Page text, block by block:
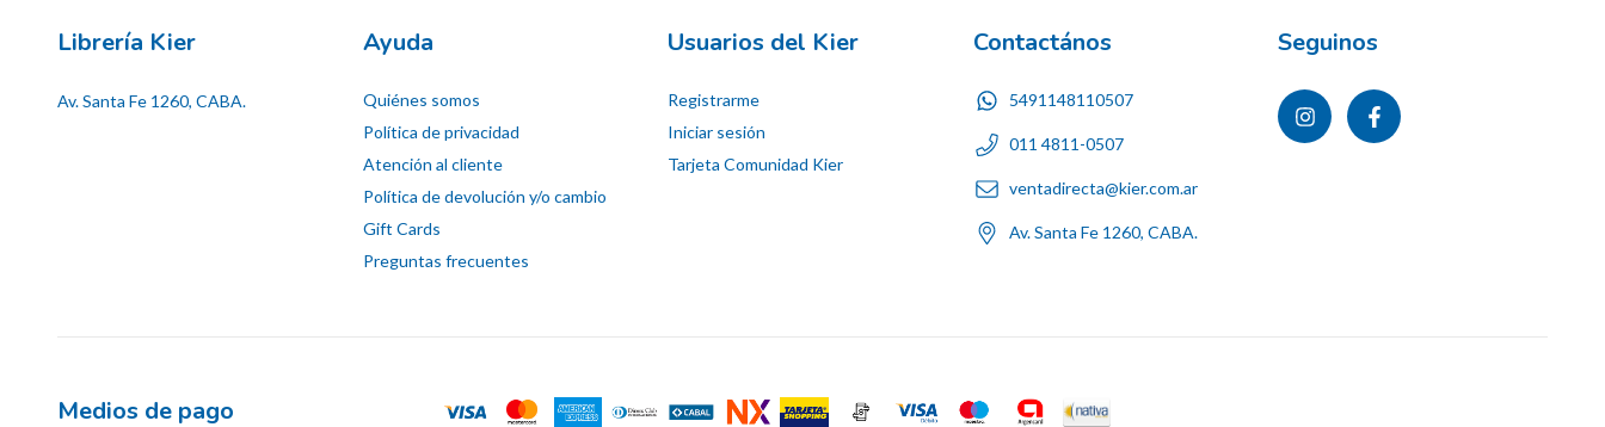
Librería Kier
Av. Santa Fe 1260, CABA.
Ayuda
Quiénes somos
Política de privacidad
Atención al cliente
Política de devolución y/o cambio
Gift Cards
Preguntas frecuentes
Usuarios del Kier
Registrarme
Iniciar sesión
Tarjeta Comunidad Kier
Contactános
5491148110507
011 4811-0507
ventadirecta@kier.com.ar
Av. Santa Fe 1260, CABA.
Seguinos
Medios de pago